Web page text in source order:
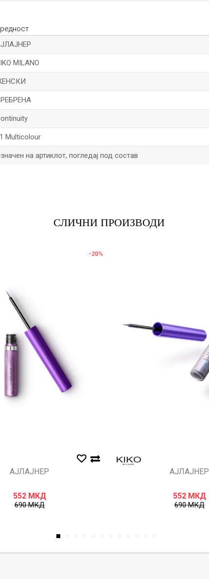
MILANO
Multicolour
на артиклот, погледај под состав
СЛИЧНИ ПРОИЗВОДИ
-20%
АЈЛАЈНЕР
552 МКД
690МКД
АЈЛАЈНЕР
552 МКД
690МКД
1